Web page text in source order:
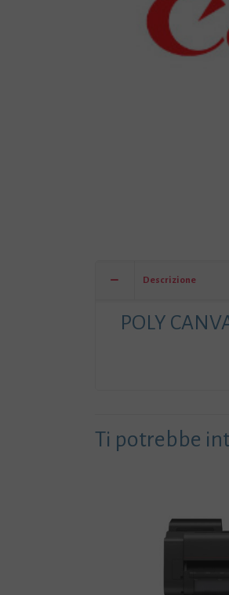
Descrizione
POLY
Ti potrebbe